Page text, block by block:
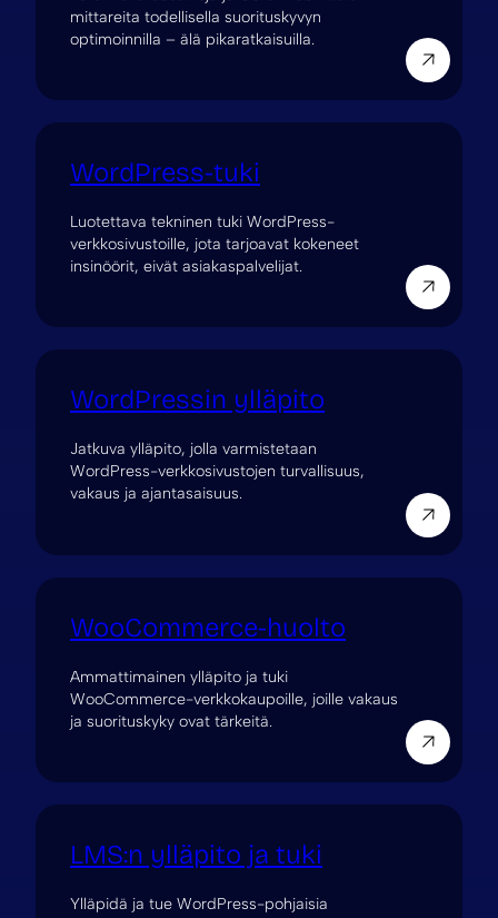
mittareita todellisella suorituskyvyn
optimoinnilla – älä pikaratkaisuilla.
WordPress-tuki
Luotettava tekninen tuki WordPress-
verkkosivustoille, jota tarjoavat kokeneet
insinöörit, eivät asiakaspalvelijat.
WordPressin ylläpito
Jatkuva ylläpito, jolla varmistetaan
WordPress-verkkosivustojen turvallisuus,
vakaus ja ajantasaisuus.
WooCommerce-huolto
Ammattimainen ylläpito ja tuki
WooCommerce-verkkokaupoille, joille vakaus
ja suorituskyky ovat tärkeitä.
LMS:n ylläpito ja tuki
Ylläpidä ja tue WordPress-pohjaisia